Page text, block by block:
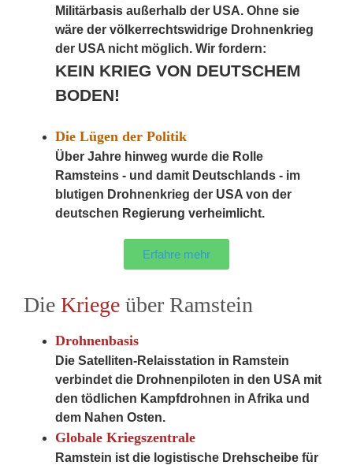
Militärbasis außerhalb der USA. Ohne sie
wäre der völkerrechtswidrige Drohnenkrieg
der USA nicht möglich. Wir fordern:
KEIN KRIEG VON DEUTSCHEM
BODEN!
Die Lügen der Politik
Über Jahre hinweg wurde die Rolle
Ramsteins - und damit Deutschlands - im
blutigen Drohnenkrieg der USA von der
deutschen Regierung verheimlicht.
Erfahre mehr
Die Kriege über Ramstein
Drohnenbasis
Die Satelliten-Relaisstation in Ramstein
verbindet die Drohnenpiloten in den USA mit
den tödlichen Kampfdrohnen in Afrika und
dem Nahen Osten.
Globale Kriegszentrale
Ramstein ist die logistische Drehscheibe für